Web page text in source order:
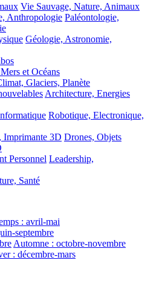
Vie Sauvage, Nature, Animaux
Anthropologie Paléontologie,
Géologie, Astronomie,
et Océans
Glaciers, Planète
Architecture, Energies
Robotique, Electronique,
Imprimante 3D Drones, Objets
Personnel Leadership,
Santé
: avril-mai
septembre
Automne : octobre-novembre
: décembre-mars